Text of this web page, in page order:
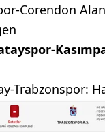
Corendon
Trabzonspor: